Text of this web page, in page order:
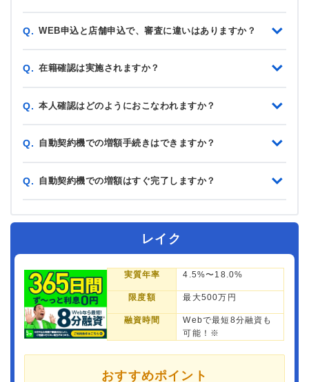
Q. WEB申込と店舗申込で、審査に違いはありますか？
Q. 在籍確認は実施されますか？
Q. 本人確認はどのようにおこなわれますか？
Q. 自動契約機での増額手続きはできますか？
Q. 自動契約機での増額はすぐ完了しますか？
レイク
実質年率 4.5%〜18.0%
限度額 最大500万円
融資時間
Webで最短8分融資も
可能！※
おすすめポイント